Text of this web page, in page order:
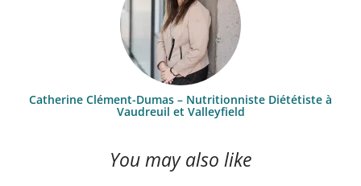
Catherine Clément-Dumas – Nutritionniste Diététiste à
Vaudreuil et Valleyfield
You may also like